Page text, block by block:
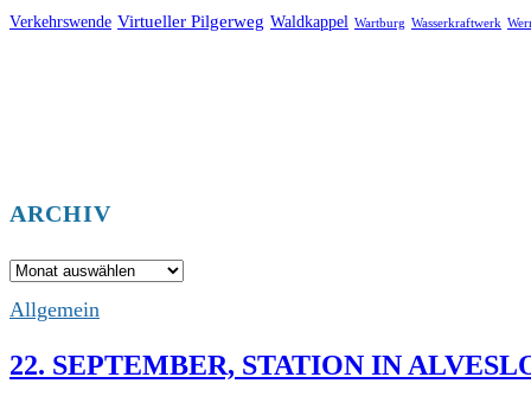
Verkehrswende Virtueller Pilgerweg Waldkappel Wartburg Wasserkraftwerk
ARCHIV
Archiv
Allgemein
22. SEPTEMBER, STATION IN